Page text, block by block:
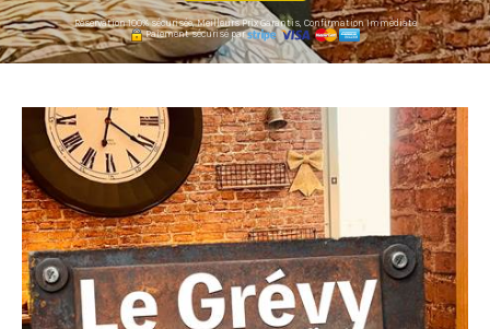
Réservation 100% sécurisée, Meilleurs Prix Garantis, Confirmation Immédiate
Paiement sécurisé par